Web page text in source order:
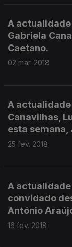
A actualidade
Gabriela
Caetano.
02 mar. 2018
A
Canavilhas,
esta semana,
25 fev. 2018
A actualidade
convidado
António
16 fev. 2018